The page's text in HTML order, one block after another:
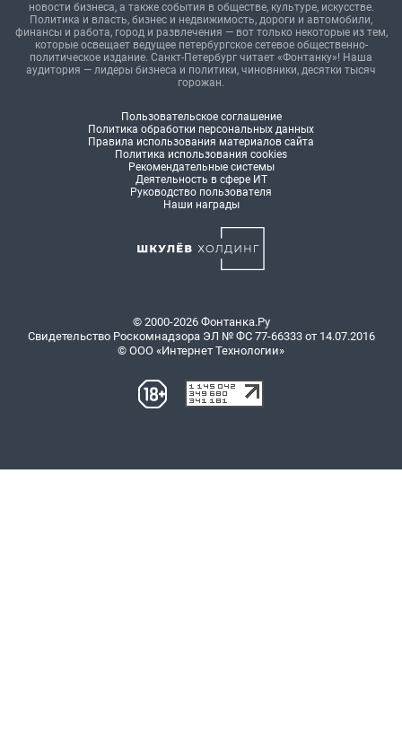
новости бизнеса, а также события в обществе, культуре, искусстве.
Политика и власть, бизнес и недвижимость, дороги и автомобили,
финансы и работа, город и развлечения — вот только некоторые из тем,
которые освещает ведущее петербургское сетевое общественно-
политическое издание. Санкт-Петербург читает «Фонтанку»! Наша
аудитория — лидеры бизнеса и политики, чиновники, десятки тысяч
горожан.
Пользовательское соглашение
Политика обработки персональных данных
Правила использования материалов сайта
Политика использования cookies
Рекомендательные системы
Деятельность в сфере ИТ
Руководство пользователя
Наши награды
© 2000-2026 Фонтанка.Ру
Свидетельство Роскомнадзора ЭЛ № ФС 77-66333 от 14.07.2016
© ООО «Интернет Технологии»